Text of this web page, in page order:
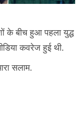
के बीच हुआ पहला युद्ध
कवरेज हुई थी.
सलाम.